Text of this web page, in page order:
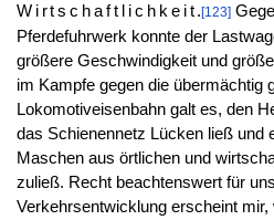
Wirtschaftlichkeit.[123]
Pferdefuhrwerk konnte der
größere Geschwindigkeit und
im Kampfe gegen die übermächtig
Lokomotiveisenbahn galt es, den
das Schienennetz Lücken ließ und
Maschen aus örtlichen und
zuließ. Recht beachtenswert für
Verkehrsentwicklung erscheint